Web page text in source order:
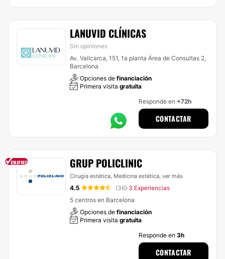
LANUVID CLÍNICAS
Sin opiniones
Av. Vallcarca, 151, 1a planta Área de Consultas 2,
Barcelona
Opciones de financiación
Primera visita gratuita
Responde en +72h
CONTACTAR
GRUP POLICLINIC
Cirugía estética, Medicina estética, ver más
4.5 (36)·3 Experiencias
5 centros en Barcelona
Opciones de financiación
Primera visita gratuita
Responde en 3h
CONTACTAR